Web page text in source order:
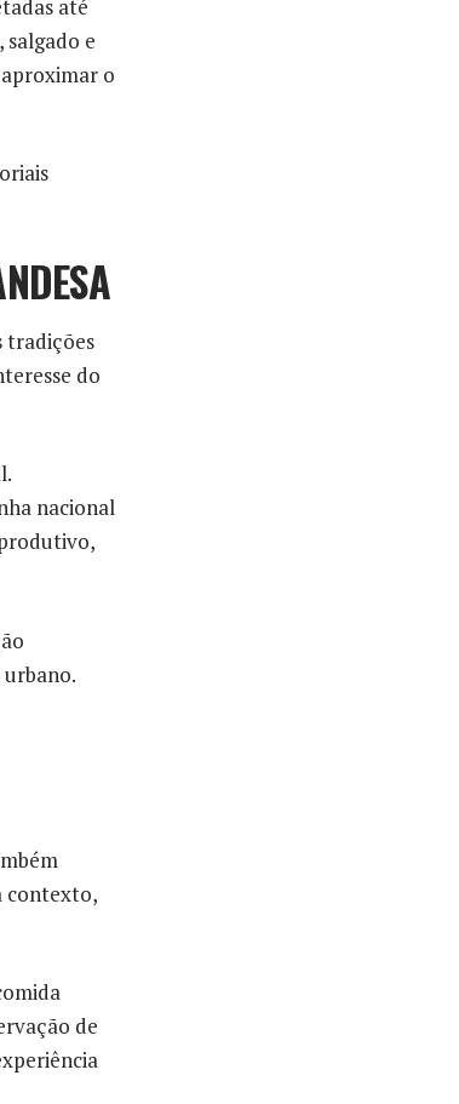
até
e
o
tradições
do
nacional
contexto,
de